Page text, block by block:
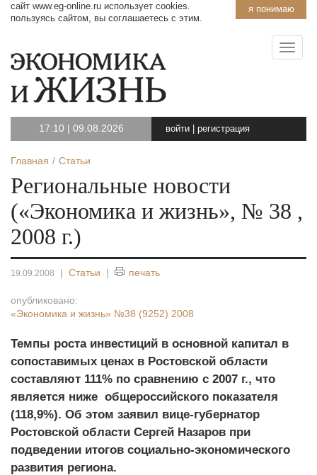
я понимаю
сайт www.eg-online.ru использует cookies.
пользуясь сайтом, вы соглашаетесь с этим.
17:10 | 09.08.2026 войти регистрация
Главная Статьи
Региональные новости
(«Экономика и жизнь», № 38 ,
2008 г.)
19.09.2008 | Статьи | печать
опубликовано:
«Экономика и жизнь» №38 (9252) 2008
Темпы роста инвестиций в основной капитал в
сопоставимых ценах в Ростовской области
составляют 111% по сравнению с 2007 г., что
является ниже общероссийского показателя
(118,9%). Об этом заявил вице-губернатор
Ростовской области Сергей Назаров при
подведении итогов социально-экономического
развития региона.